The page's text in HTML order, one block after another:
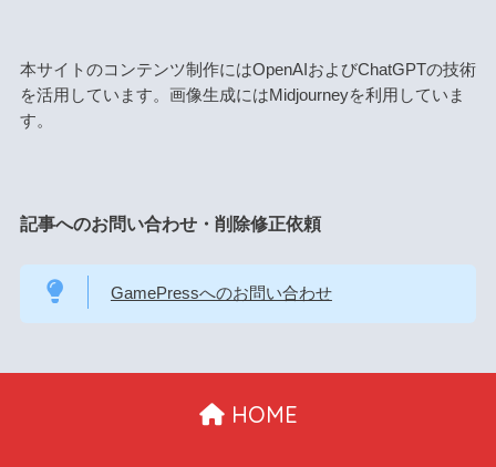
本サイトのコンテンツ制作にはOpenAIおよびChatGPTの技術
を活用しています。画像生成にはMidjourneyを利用していま
す。
記事へのお問い合わせ・削除修正依頼
GamePressへのお問い合わせ
HOME